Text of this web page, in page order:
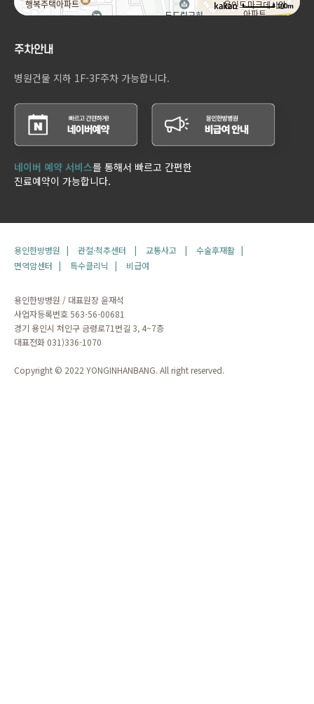
100m
주차안내
병원건물 지하 1F-3F주차 가능합니다.
네이버 예약 서비스를 통해서 빠르고 간편한
진료예약이 가능합니다.
용인한방병원 | 관절·척추센터 | 교통사고 |
수술후재활 |
면역암센터 |
특수클리닉 | 비급여
용인한방병원 / 대표원장 윤재석
사업자등록번호 563-56-00681
경기 용인시 처인구 금령로71번길 3, 4~7층
대표전화 031)336-1070
Copyright © 2022 YONGINHANBANG. All right reserved.